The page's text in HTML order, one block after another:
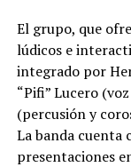
El grupo, que
lúdicos e
integrado por
“Pifi” Lucero
(percusión y
La banda cuenta
presentaciones